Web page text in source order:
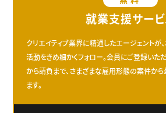
就業支援サー
クリエイティブ業界に精通したエージェントが
活動をきめ細かくフォロー。会員にご登録いた
から請負まで、さまざまな雇用形態の案件か
ます。